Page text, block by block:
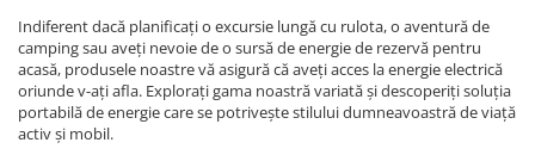
Indiferent dacă planificați o excursie lungă cu rulota, o aventură de
camping sau aveți nevoie de o sursă de energie de rezervă pentru
acasă, produsele noastre vă asigură că aveți acces la energie electrică
oriunde v-ați afla. Explorați gama noastră variată și descoperiți soluția
portabilă de energie care se potrivește stilului dumneavoastră de viață
activ și mobil.